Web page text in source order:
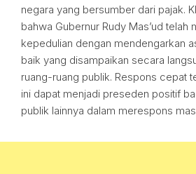
negara yang bersumber dari pajak.
bahwa Gubernur Rudy Mas’ud telah
kepedulian dengan mendengarkan
baik yang disampaikan secara
ruang-ruang publik. Respons cepat
ini dapat menjadi preseden positif
publik lainnya dalam merespons